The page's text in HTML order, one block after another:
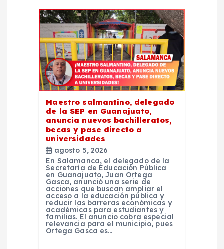
Maestro salmantino, delegado
de la SEP en Guanajuato,
anuncia nuevos bachilleratos,
becas y pase directo a
universidades
agosto 5, 2026
En Salamanca, el delegado de la
Secretaría de Educación Pública
en Guanajuato, Juan Ortega
Gasca, anunció una serie de
acciones que buscan ampliar el
acceso a la educación pública y
reducir las barreras económicas y
académicas para estudiantes y
familias. El anuncio cobra especial
relevancia para el municipio, pues
Ortega Gasca es…